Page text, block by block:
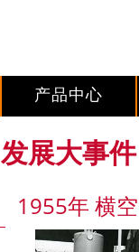
产品中心
发展大事件
1955年 横空